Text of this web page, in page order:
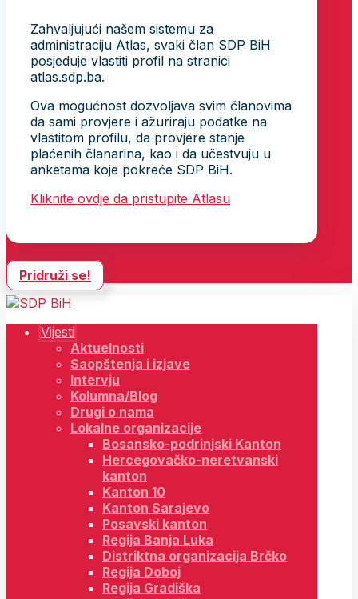
Zahvaljujući našem sistemu za
administraciju Atlas, svaki član SDP BiH
posjeduje vlastiti profil na stranici
atlas.sdp.ba.
Ova mogućnost dozvoljava svim članovima
da sami provjere i ažuriraju podatke na
vlastitom profilu, da provjere stanje
plaćenih članarina, kao i da učestvuju u
anketama koje pokreće SDP BiH.
Kliknite ovdje da pristupite Atlasu
Pridruži se!
Vijesti
Aktuelnosti
Saopštenja i izjave
Intervju
Kolumna/Blog
Drugi o nama
Lokalne organizacije
Bosansko-podrinjski Kanton
Hercegovačko-neretvanski
kanton
Kanton 10
Kanton Sarajevo
Posavski kanton
Regija Banja Luka
Distriktna organizacija Brčko
Regija Doboj
Regija Gradiška